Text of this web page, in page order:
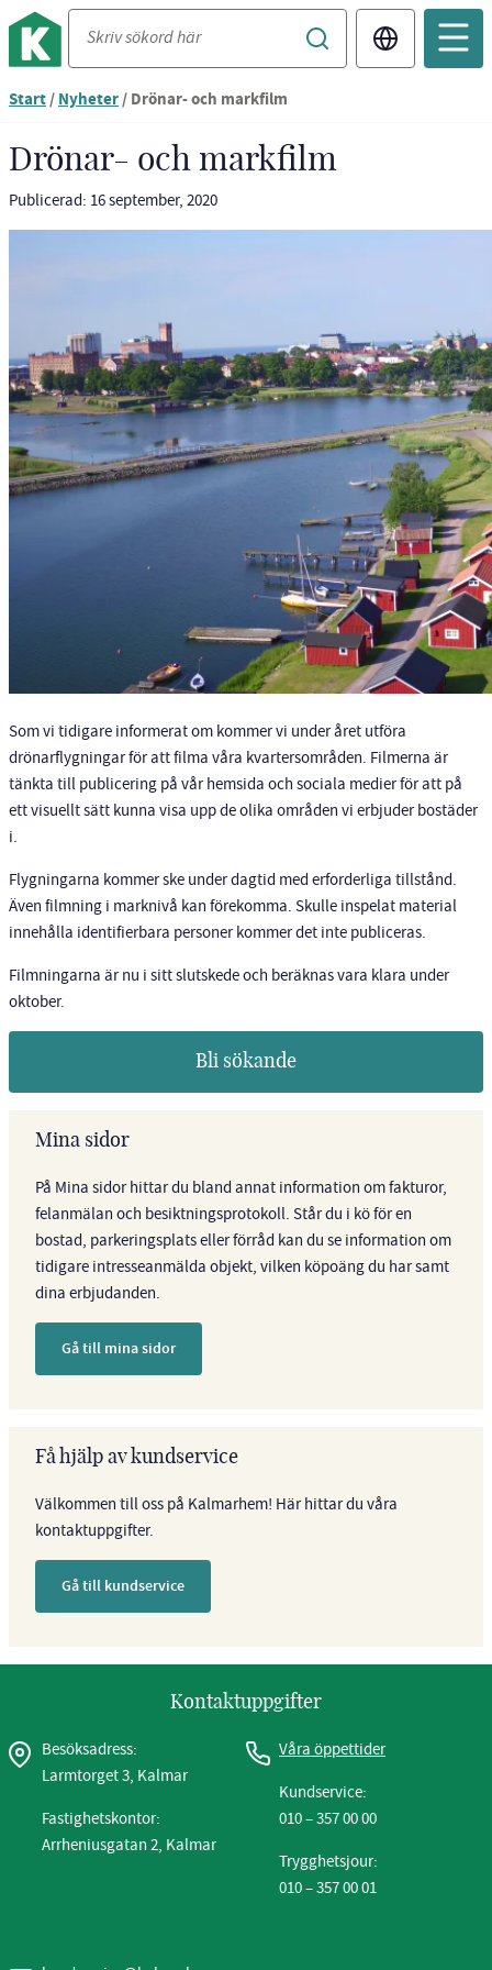
Translate
Du
nu
vid
innehållet
Start/Nyheter/Drönar- och markfilm
Drönar- och markfilm
Publicerad: 16 september, 2020
Som vi tidigare informerat om kommer vi under året utföra
drönarflygningar för att filma våra kvartersområden. Filmerna är
tänkta till publicering på vår hemsida och sociala medier för att på
ett visuellt sätt kunna visa upp de olika områden vi erbjuder bostäder
i.
Flygningarna kommer ske under dagtid med erforderliga tillstånd.
Även filmning i marknivå kan förekomma. Skulle inspelat material
innehålla identifierbara personer kommer det inte publiceras.
Filmningarna är nu i sitt slutskede och beräknas vara klara under
oktober.
Bli sökande
Mina sidor
På Mina sidor hittar du bland annat information om fakturor,
felanmälan och besiktningsprotokoll. Står du i kö för en
bostad, parkeringsplats eller förråd kan du se information om
tidigare intresseanmälda objekt, vilken köpoäng du har samt
dina erbjudanden.
Gå till mina sidor
Få hjälp av kundservice
Välkommen till oss på Kalmarhem! Här hittar du våra
kontaktuppgifter.
Gå till kundservice
Kontaktuppgifter
Besöksadress:
Larmtorget 3, Kalmar
Fastighetskontor:
Arrheniusgatan 2, Kalmar
Våra öppettider
Kundservice:
010 – 357 00 00
Trygghetsjour:
010 – 357 00 01